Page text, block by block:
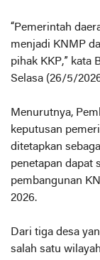
“Pemerintah
menjadi KNMP
pihak KKP,” kata
Selasa (26/5/
Menurutnya,
keputusan
ditetapkan
penetapan dapat
pembangunan
2026.
Dari tiga desa
salah satu